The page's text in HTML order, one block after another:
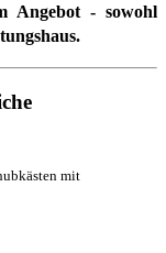
Angebot - sowohl
mit